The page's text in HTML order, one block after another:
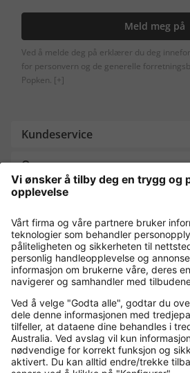
Meld meg på
Ved å melde deg på erklærer du deg
for personvern og de generelle
Popken. [+]
Kundeservice
Om oss
Contact
Payment and Delivery
Kjøp trygt med
Flere nettbutikker
Norge